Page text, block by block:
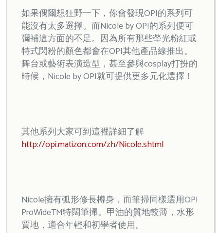
如果偶爾想狂野一下，你會發現OPI的系列可
能沒有太多選擇。而Nicole by OPI的系列便可
彌補這方面的不足。因為所有那些塋光粉紅或
特式閃粉的顏色都會在OPI其他產品線推出。
舞台或藝術表演造型，甚至參與cosplay打扮的
時候，Nicole by OPI就可提供更多元化選擇！
其他系列大家可到這裡詳細了解
http://opi.matizon.com/zh/Nicole.shtml
Nicole擁有弧形修長樽身，而筆掃同樣選用OPI
ProWideTM特闊筆掃。甲油的質地較薄，水形
質地，適合年輕和初學者使用。